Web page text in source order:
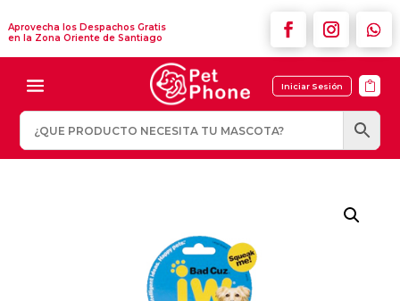
Aprovecha los Despachos Gratis
en la Zona Oriente de Santiago
Iniciar Sesión 